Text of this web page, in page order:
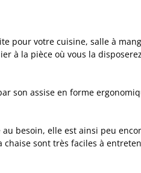
pour votre cuisine, salle à
à la pièce où vous la
son assise en forme
besoin, elle est ainsi peu
chaise sont très faciles à